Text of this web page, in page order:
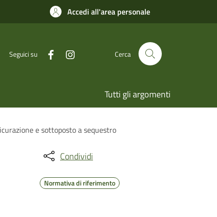
Accedi all'area personale
Seguici su Cerca
Tutti gli argomenti
e sottoposto a sequestro
Condividi
Normativa di riferimento